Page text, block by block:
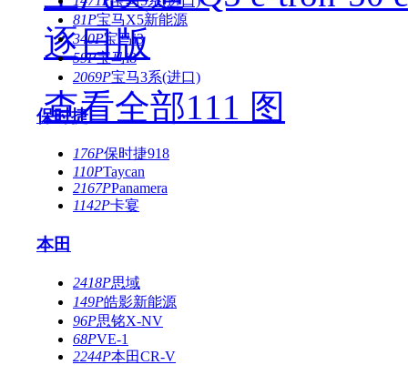
81P宝马X5新能源
340P宝马i3
59P宝马i8
2069P宝马3系(进口)
保时捷
176P保时捷918
110PTaycan
2167PPanamera
1142P卡宴
本田
2418P思域
149P皓影新能源
96P思铭X-NV
68PVE-1
2244P本田CR-V
逐日版
查看全部111 图